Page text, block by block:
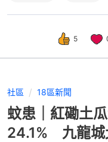
5
社區 18區新聞
蚊患｜紅磡土
24.1% 九龍城